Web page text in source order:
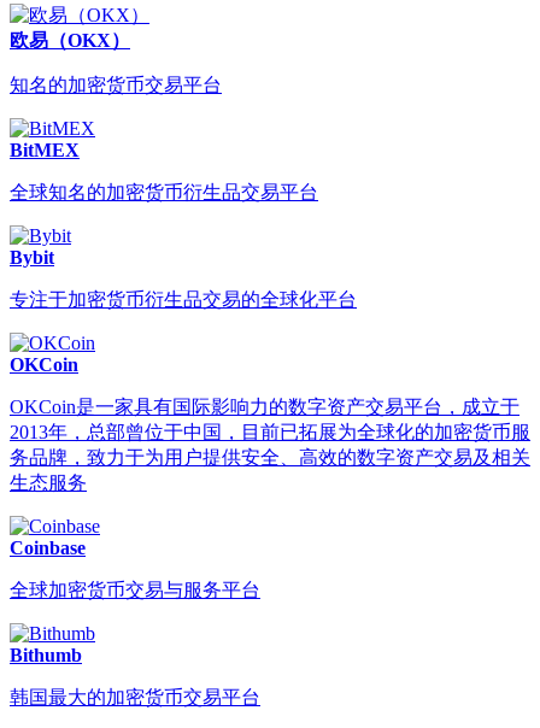
欧易（OKX）
知名的加密货币交易平台
BitMEX
全球知名的加密货币衍生品交易平台
Bybit
专注于加密货币衍生品交易的全球化平台
OKCoin
OKCoin是一家具有国际影响力的数字资产交易平台，成立于
2013年，总部曾位于中国，目前已拓展为全球化的加密货币服
务品牌，致力于为用户提供安全、高效的数字资产交易及相关
生态服务
Coinbase
全球加密货币交易与服务平台
Bithumb
韩国最大的加密货币交易平台